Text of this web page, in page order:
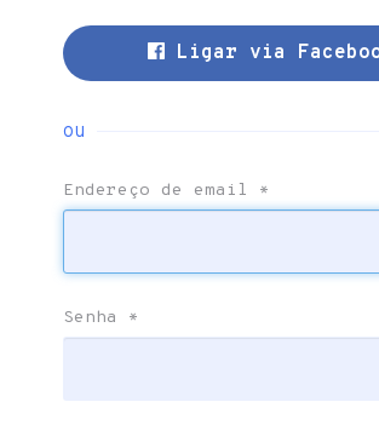
Ligar via
ou
Endereço de email *
Senha *